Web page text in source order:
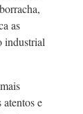
as
industrial
e